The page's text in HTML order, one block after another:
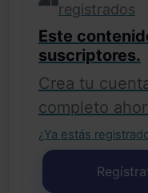
registrados
Este
suscriptores.
Crea tu
completo
¿Ya estás